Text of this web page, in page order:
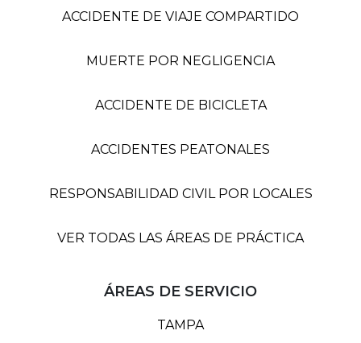
ACCIDENTE DE VIAJE COMPARTIDO
MUERTE POR NEGLIGENCIA
ACCIDENTE DE BICICLETA
ACCIDENTES PEATONALES
RESPONSABILIDAD CIVIL POR LOCALES
VER TODAS LAS ÁREAS DE PRÁCTICA
ÁREAS DE SERVICIO
TAMPA